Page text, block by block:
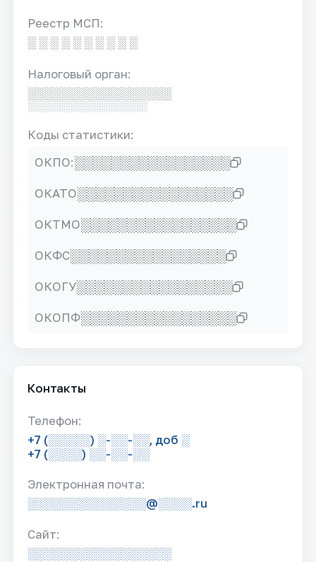
Реестр МСП:
░ ░ ░ ░ ░ ░ ░ ░ ░ ░
Налоговый орган:
░░░░░░░░░░░░░░░░░
░░░░░░░░░░░░░░░░░
Коды статистики:
ОКПО:░░░░░░░░░░░░░░░░░
ОКАТО░░░░░░░░░░░░░░░░░
ОКТМО░░░░░░░░░░░░░░░░░
ОКФС░░░░░░░░░░░░░░░░░
ОКОГУ░░░░░░░░░░░░░░░░░
ОКОПФ░░░░░░░░░░░░░░░░░
Контакты
Телефон:
+7 (░░░░░) ░-░░-░░, доб ░
+7 (░░░░) ░░-░░-░░
Электронная почта:
░░░░░░░░░░░░░░@░░░░.ru
Сайт:
░░░░░░░░░░░░░░░░░